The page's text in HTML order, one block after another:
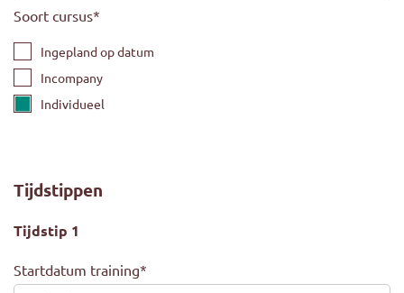
Soort cursus*
Ingepland op datum
Incompany
Individueel
Tijdstippen
Tijdstip 1
Startdatum training*